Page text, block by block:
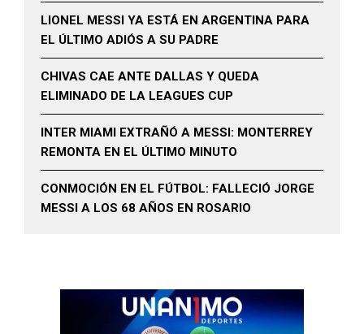
LIONEL MESSI YA ESTÁ EN ARGENTINA PARA
EL ÚLTIMO ADIÓS A SU PADRE
CHIVAS CAE ANTE DALLAS Y QUEDA
ELIMINADO DE LA LEAGUES CUP
INTER MIAMI EXTRAÑÓ A MESSI: MONTERREY
REMONTA EN EL ÚLTIMO MINUTO
CONMOCIÓN EN EL FÚTBOL: FALLECIÓ JORGE
MESSI A LOS 68 AÑOS EN ROSARIO